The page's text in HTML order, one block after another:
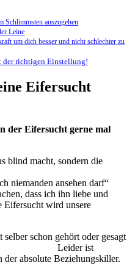
Schlimmsten auszugehen
Leine
um dich besser und nicht schlechter zu
der richtigen Einstellung!
Eifersucht
der Eifersucht gerne mal
blind macht, sondern die
niemanden ansehen darf“
dass ich ihn liebe und
Eifersucht wird unsere
schon gehört oder gesagt
ist
der absolute Beziehungskiller.